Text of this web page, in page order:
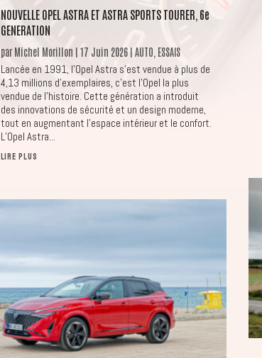
NOUVELLE OPEL ASTRA ET ASTRA SPORTS TOURER, 6e
GENERATION
parMichel Morillon | 17 Juin 2026| AUTO ESSAIS
Lancée en 1991, l’Opel Astra s’est vendue à plus de
4,13 millions d’exemplaires, c’est l’Opel la plus
vendue de l’histoire. Cette génération a introduit
des innovations de sécurité et un design moderne,
tout en augmentant l’espace intérieur et le confort.
L’Opel Astra...
LIRE PLUS